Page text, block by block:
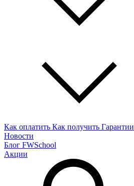
Как оплатить Как получить Гарантии
Новости
Блог FWSchool
Акции